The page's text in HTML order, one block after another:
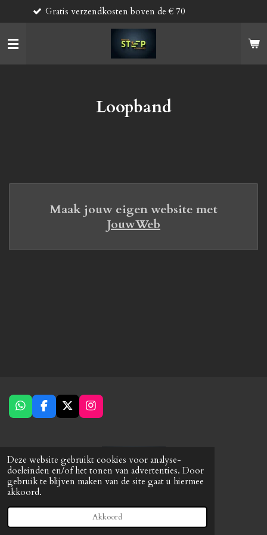
Deze website gebruikt cookies voor analyse-
doeleinden en/of het tonen van advertenties. Door
gebruik te blijven maken van de site gaat u hiermee
akkoord.
Akkoord
direct
naar
de
hoofdinhoud
boven de € 70
Loopband
Maak jouw eigen website met
JouwWeb
W
h
A
p
p
F
a
o
o
k
X
I
n
g
r
a
© 2023 - 2026 Caps-Products
Powered byJouwWeb